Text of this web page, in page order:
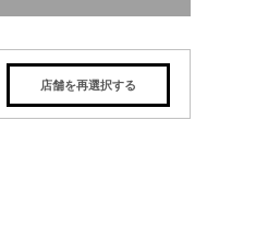
店舗を再選択する